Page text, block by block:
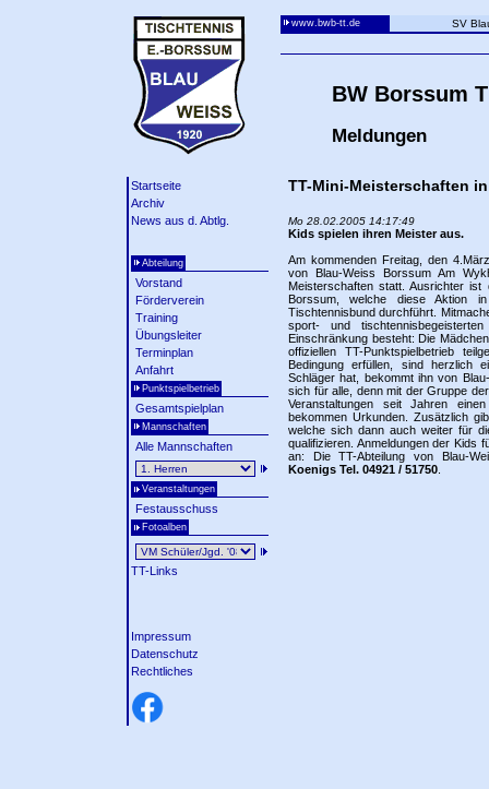
Startseite
Archiv
News aus d. Abtlg.
Abteilung
Vorstand
Förderverein
Training
Übungsleiter
Terminplan
Anfahrt
Punktspielbetrieb
Gesamtspielplan
Mannschaften
Alle Mannschaften
Veranstaltungen
Festausschuss
Fotoalben
TT-Links
Impressum
Datenschutz
Rechtliches
www.bwb-tt.de SV
BW Borssum
Meldungen
TT-Mini-Meisterschaften
Mo 28.02.2005 14:17:49
Kids spielen ihren Meister aus.
Am kommenden Freitag, den
von Blau-Weiss Borssum Am
Meisterschaften statt. Ausrichter ist
Borssum, welche diese Aktion
Tischtennisbund durchführt.
sport- und
Einschränkung besteht: Die
offiziellen TT-Punktspielbetrieb
Bedingung erfüllen, sind herzlich
Schläger hat, bekommt ihn von
sich für alle, denn mit der Gruppe
Veranstaltungen seit Jahren
bekommen Urkunden. Zusätzlich
welche sich dann auch weiter für
qualifizieren. Anmeldungen der Kids
an: Die TT-Abteilung von Blau-
Koenigs Tel. 04921 / 51750